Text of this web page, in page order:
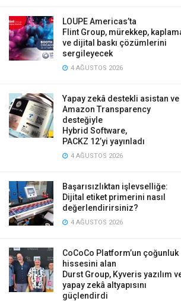
LOUPE Americas’ta
Flint Group, mürekkep,
ve dijital baskı çözümlerini
sergileyecek
4 AĞUSTOS 2026
Yapay zekâ destekli asistan ve
Amazon Transparency
desteğiyle
Hybrid Software,
PACKZ 12’yi yayınladı
4 AĞUSTOS 2026
Başarısızlıktan işlevselliğe:
Dijital etiket primerini nasıl
değerlendirirsiniz?
4 AĞUSTOS 2026
CoCoCo Platform’un çoğunluk
hissesini alan
Durst Group, Kyveris yazılım
yapay zekâ altyapısını
güçlendirdi